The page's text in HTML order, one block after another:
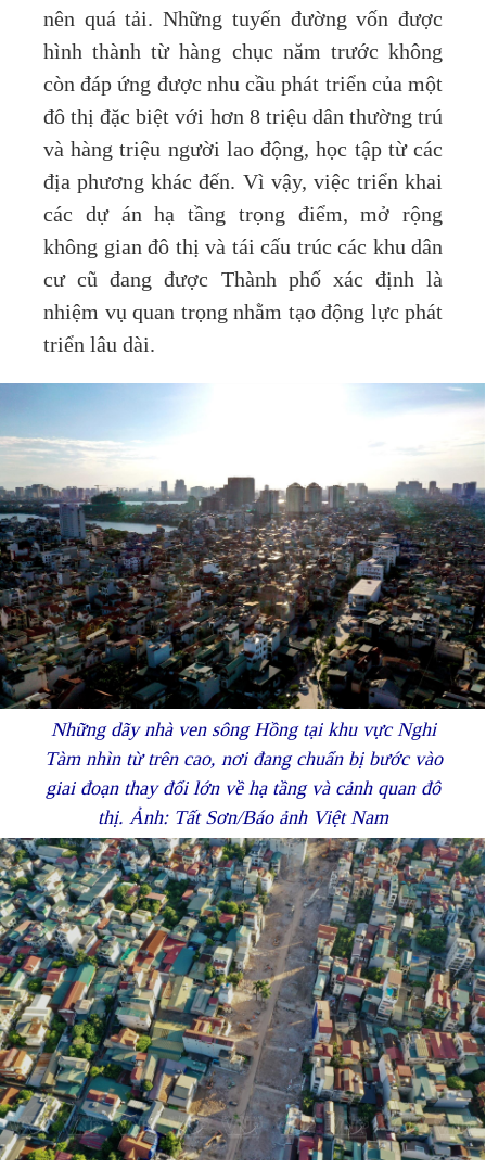
nên quá tải. Những tuyến đường vốn được
hình thành từ hàng chục năm trước không
còn đáp ứng được nhu cầu phát triển của một
đô thị đặc biệt với hơn 8 triệu dân thường trú
và hàng triệu người lao động, học tập từ các
địa phương khác đến. Vì vậy, việc triển khai
các dự án hạ tầng trọng điểm, mở rộng
không gian đô thị và tái cấu trúc các khu dân
cư cũ đang được Thành phố xác định là
nhiệm vụ quan trọng nhằm tạo động lực phát
triển lâu dài.
Những dãy nhà ven sông Hồng tại khu vực Nghi
Tàm nhìn từ trên cao, nơi đang chuẩn bị bước vào
giai đoạn thay đổi lớn về hạ tầng và cảnh quan đô
thị. Ảnh: Tất Sơn/Báo ảnh Việt Nam